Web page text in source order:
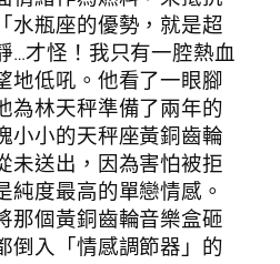
水瓶座的優勢，就是超
…才怪！我只有一腔熱血
地低吼。他看了一眼腳
為林天秤準備了兩年的
小小的天秤座黃銅齒輪
未送出，因為害怕被拒
純度最高的單戀情感。
那個黃銅齒輪音樂盒砸
倒入「情感調節器」的